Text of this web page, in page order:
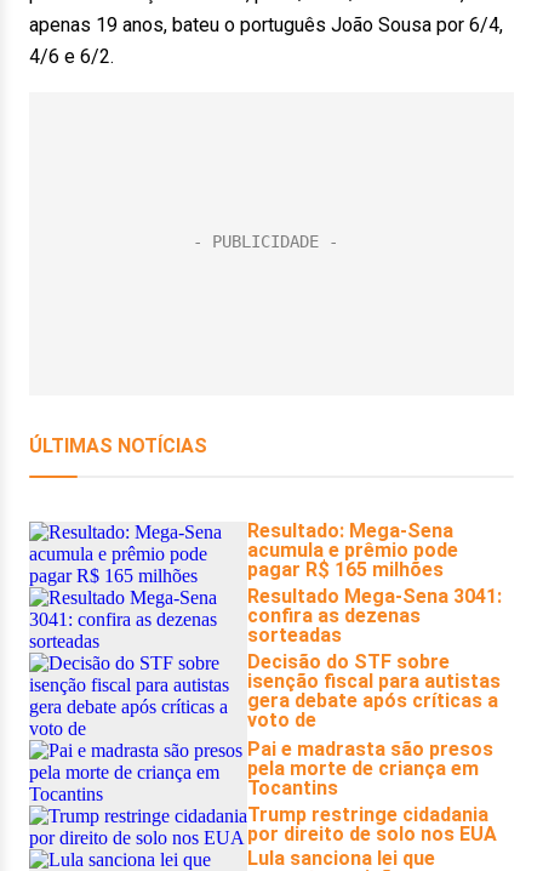
apenas 19 anos, bateu o português João Sousa por 6/4,
4/6 e 6/2.